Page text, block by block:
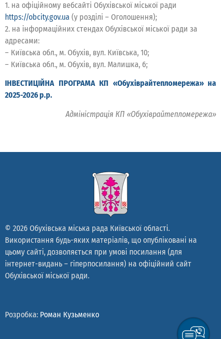
1. на офіційному вебсайті Обухівської міської ради
https://obcity.gov.ua (у розділі – Оголошення);
2. на інформаційних стендах Обухівської міської ради за
адресами:
– Київська обл., м. Обухів, вул. Київська, 10;
– Київська обл., м. Обухів, вул. Малишка, 6;
ІНВЕСТИЦІЙНА ПРОГРАМА КП «Обухіврайтепломережа» на
2025-2026 р.р.
Адміністрація КП «Обухіврайтепломережа»
© 2026 Обухівська міська рада Київської області.
Використання будь-яких матеріалів, що опубліковані на
цьому сайті, дозволяється при умові посилання (для
інтернет-видань – гіперпосилання) на офіційний сайт
Обухівської міської ради.
Розробка: Роман Кузьменко